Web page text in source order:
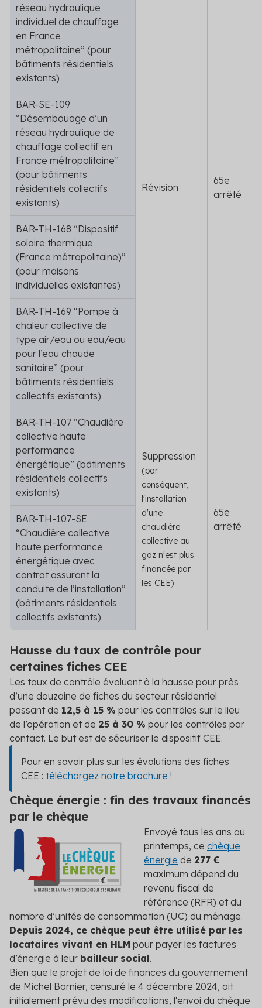
réseau hydraulique
individuel de chauffage
en France
métropolitaine” (pour
bâtiments résidentiels
existants)
Révision
65e
arrêté
BAR-SE-109
“Désembouage d’un
réseau hydraulique de
chauffage collectif en
France métropolitaine”
(pour bâtiments
résidentiels collectifs
existants)
BAR-TH-168 “Dispositif
solaire thermique
(France métropolitaine)”
(pour maisons
individuelles existantes)
BAR-TH-169 “Pompe à
chaleur collective de
type air/eau ou eau/eau
pour l’eau chaude
sanitaire” (pour
bâtiments résidentiels
collectifs existants)
BAR-TH-107 “Chaudière
collective haute
performance
énergétique” (bâtiments
résidentiels collectifs
existants)
Suppression
(par
conséquent,
l'installation
d'une
chaudière
collective au
gaz n'est plus
financée par
les CEE)
65e
arrêté
BAR-TH-107-SE
“Chaudière collective
haute performance
énergétique avec
contrat assurant la
conduite de l’installation”
(bâtiments résidentiels
collectifs existants)
Hausse du taux de contrôle pour
certaines fiches CEE
Les taux de contrôle évoluent à la hausse pour près
d’une douzaine de fiches du secteur résidentiel
passant de 12,5 à 15 % pour les contrôles sur le lieu
de l’opération et de 25 à 30 % pour les contrôles par
contact. Le but est de sécuriser le dispositif CEE.
Pour en savoir plus sur les évolutions des fiches
CEE : téléchargez notre brochure !
Chèque énergie : fin des travaux financés
par le chèque
Envoyé tous les ans au
printemps, ce chèque
énergie de 277 €
maximum dépend du
revenu fiscal de
référence (RFR) et du
nombre d’unités de consommation (UC) du ménage.
Depuis 2024, ce chèque peut être utilisé par les
locataires vivant en HLM pour payer les factures
d’énergie à leur bailleur social.
Bien que le projet de loi de finances du gouvernement
de Michel Barnier, censuré le 4 décembre 2024, ait
initialement prévu des modifications, l'envoi du chèque